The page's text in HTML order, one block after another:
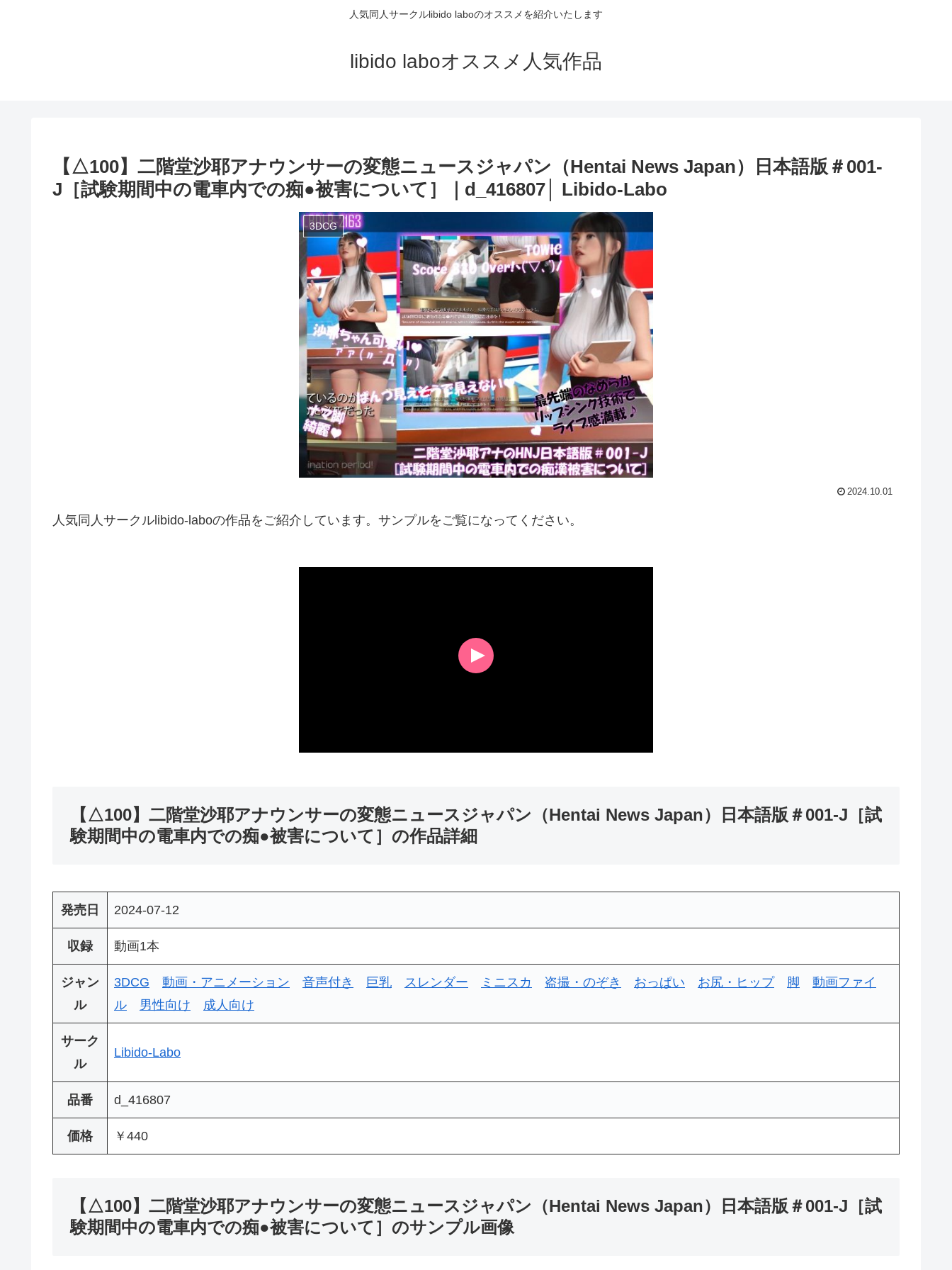
人気同人サークルlibido laboのオススメを紹介いたします
libido laboオススメ人気作品
【△100】二階堂沙耶アナウンサーの変態ニュースジャパン（Hentai News Japan）日本語版＃001-
J［試験期間中の電車内での痴●被害について］｜d_416807│ Libido-Labo
3DCG
2024.10.01
人気同人サークルlibido-laboの作品をご紹介しています。サンプルをご覧になってください。
【△100】二階堂沙耶アナウンサーの変態ニュースジャパン（Hentai News Japan）日本語版＃001-J［試
験期間中の電車内での痴●被害について］の作品詳細
発売日 2024-07-12
収録 動画1本
ジャン
ル
3DCG 動画・アニメーション 音声付き 巨乳 スレンダー ミニスカ 盗撮・のぞき おっぱい お尻・ヒップ 脚
動画ファイ
ル
男性向け 成人向け
サーク
ル
Libido-Labo
品番 d_416807
価格 ￥440
【△100】二階堂沙耶アナウンサーの変態ニュースジャパン（Hentai News Japan）日本語版＃001-J［試
験期間中の電車内での痴●被害について］のサンプル画像